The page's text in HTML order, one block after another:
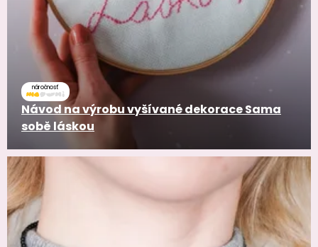
náročnosť
Návod na výrobu vyšívané dekorace Sama
sobě láskou